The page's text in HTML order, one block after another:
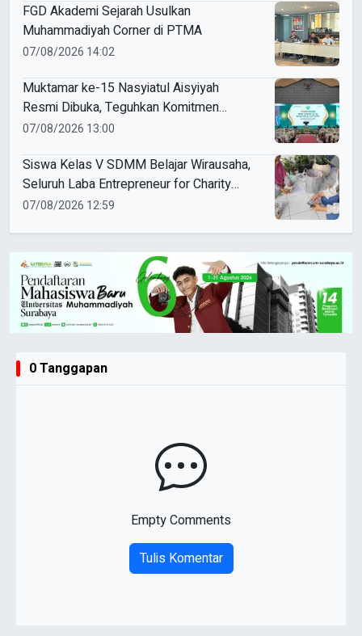
FGD Akademi Sejarah Usulkan
Muhammadiyah Corner di PTMA
07/08/2026 14:02
Muktamar ke-15 Nasyiatul Aisyiyah
Resmi Dibuka, Teguhkan Komitmen
Perempuan Muda Berkemajuan
07/08/2026 13:00
Siswa Kelas V SDMM Belajar Wirausaha,
Seluruh Laba Entrepreneur for Charity
Didonasikan
07/08/2026 12:59
0 Tanggapan
Empty Comments
Tulis Komentar